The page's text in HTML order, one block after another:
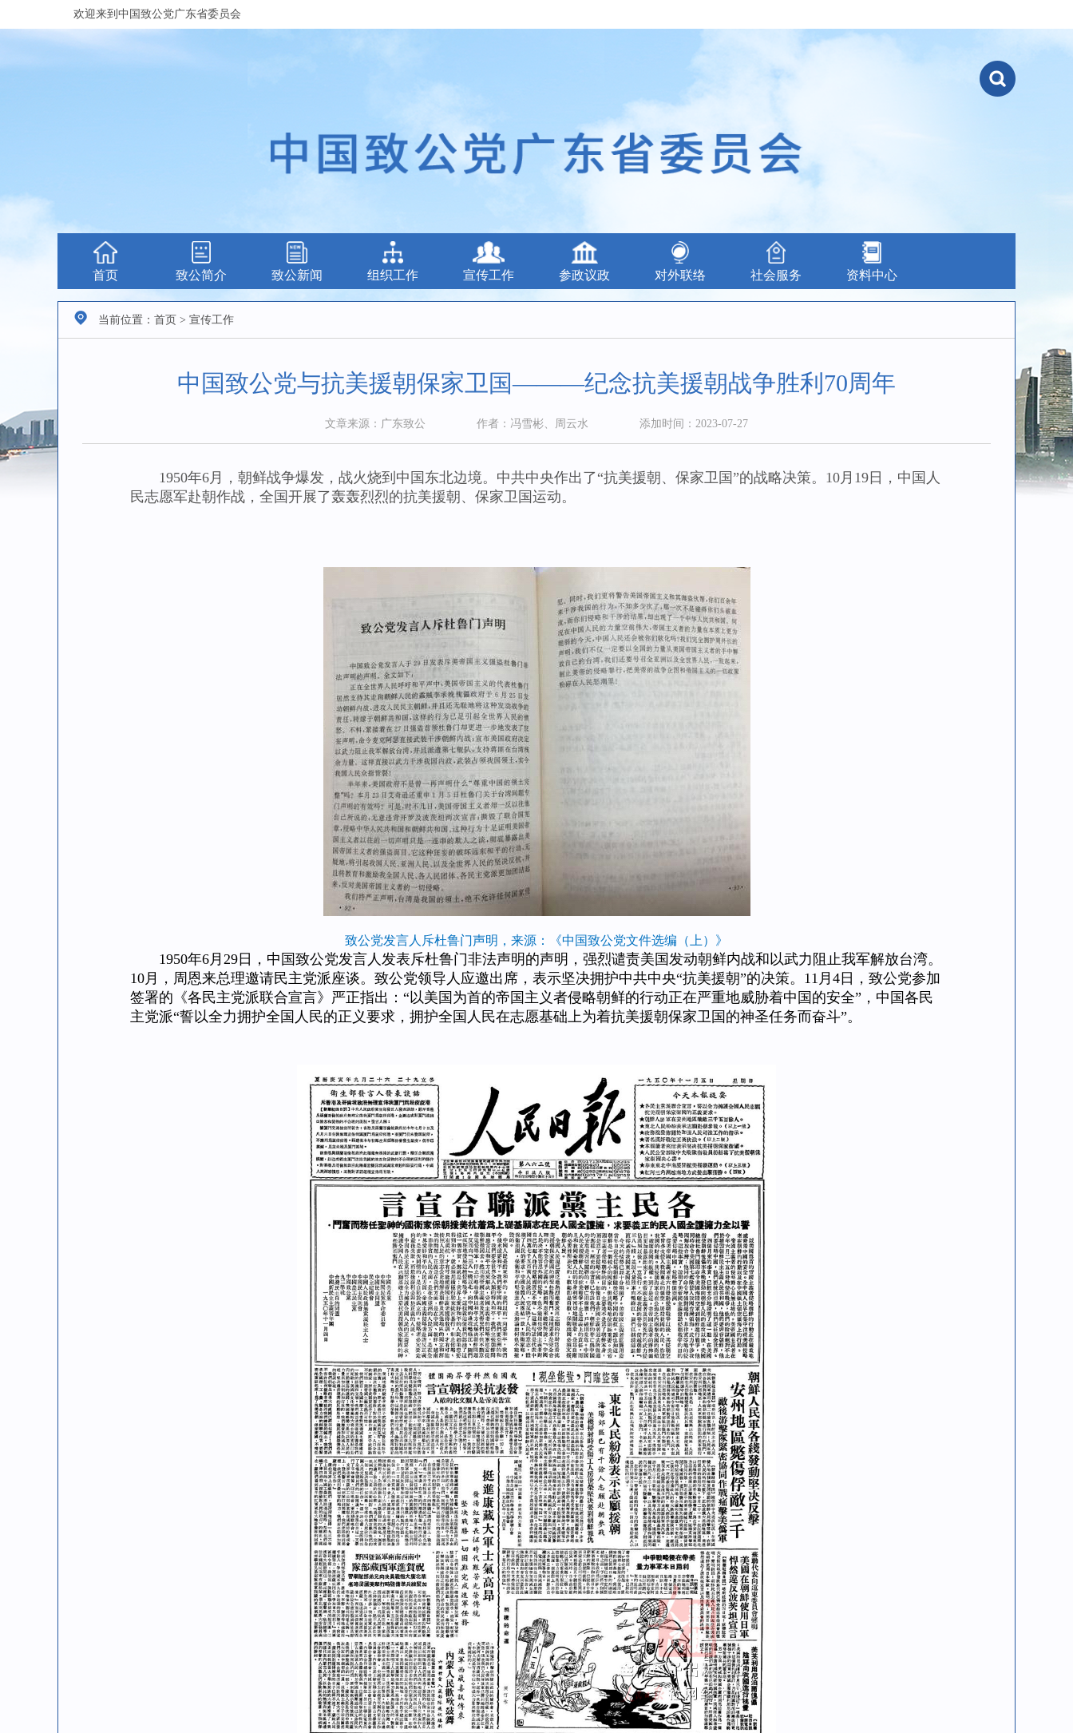
欢迎来到中国致公党广东省委员会
首页 致公简介 致公新闻 组织工作 宣传工作 参政议政 对外联络 社会服务 资料中心
当前位置：首页 > 宣传工作
中国致公党与抗美援朝保家卫国———纪念抗美援朝战争胜利70周年
文章来源：广东致公 作者：冯雪彬、周云水 添加时间：2023-07-27
1950年6月，朝鲜战争爆发，战火烧到中国东北边境。中共中央作出了“抗美援朝、保家卫国”的战略决策。10月19日，中国人
民志愿军赴朝作战，全国开展了轰轰烈烈的抗美援朝、保家卫国运动。
致公党发言人斥杜鲁门声明，来源：《中国致公党文件选编（上）》
1950年6月29日，中国致公党发言人发表斥杜鲁门非法声明的声明，强烈谴责美国发动朝鲜内战和以武力阻止我军解放台湾。
10月，周恩来总理邀请民主党派座谈。致公党领导人应邀出席，表示坚决拥护中共中央“抗美援朝”的决策。11月4日，致公党参加
签署的《各民主党派联合宣言》严正指出：“以美国为首的帝国主义者侵略朝鲜的行动正在严重地威胁着中国的安全”，中国各民
主党派“誓以全力拥护全国人民的正义要求，拥护全国人民在志愿基础上为着抗美援朝保家卫国的神圣任务而奋斗”。